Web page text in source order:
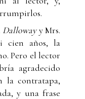
Dallowayy Mrs.
cien años, la
Pero el lector
agradecido
contratapa,
y una frase